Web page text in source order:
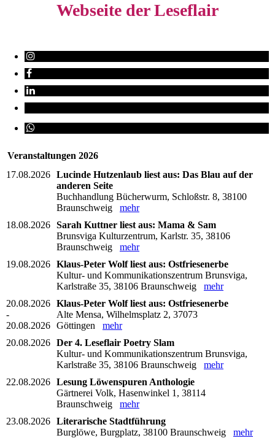
Webseite der Leseflair
Veranstaltungen 2026
17.08.2026 Lucinde Hutzenlaub liest aus: Das Blau auf der
anderen Seite
Buchhandlung Bücherwurm, Schloßstr. 8, 38100
Braunschweig mehr
18.08.2026 Sarah Kuttner liest aus: Mama & Sam
Brunsviga Kulturzentrum, Karlstr. 35, 38106
Braunschweig mehr
19.08.2026 Klaus-Peter Wolf liest aus: Ostfriesenerbe
Kultur- und Kommunikationszentrum Brunsviga,
Karlstraße 35, 38106 Braunschweig mehr
20.08.2026
-
20.08.2026
Klaus-Peter Wolf liest aus: Ostfriesenerbe
Alte Mensa, Wilhelmsplatz 2, 37073
Göttingen mehr
20.08.2026 Der 4. Leseflair Poetry Slam
Kultur- und Kommunikationszentrum Brunsviga,
Karlstraße 35, 38106 Braunschweig mehr
22.08.2026 Lesung Löwenspuren Anthologie
Gärtnerei Volk, Hasenwinkel 1, 38114
Braunschweig mehr
23.08.2026 Literarische Stadtführung
Burglöwe, Burgplatz, 38100 Braunschweig mehr